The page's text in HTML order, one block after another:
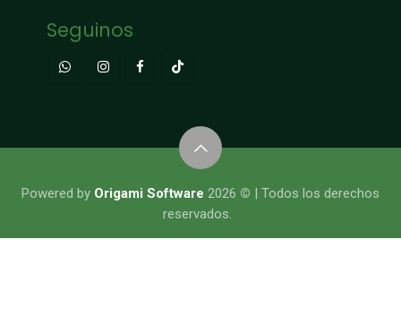
Seguinos
​​​​​​​​Powered by Origami Software 2026 © | Todos los derechos
reservados.